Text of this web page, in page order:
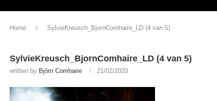
Home SylvieKreusch_BjornComhaire_LD (4 van 5)
SylvieKreusch_BjornComhaire_LD (4 van 5)
written by Björn Comhaire 21/02/2020